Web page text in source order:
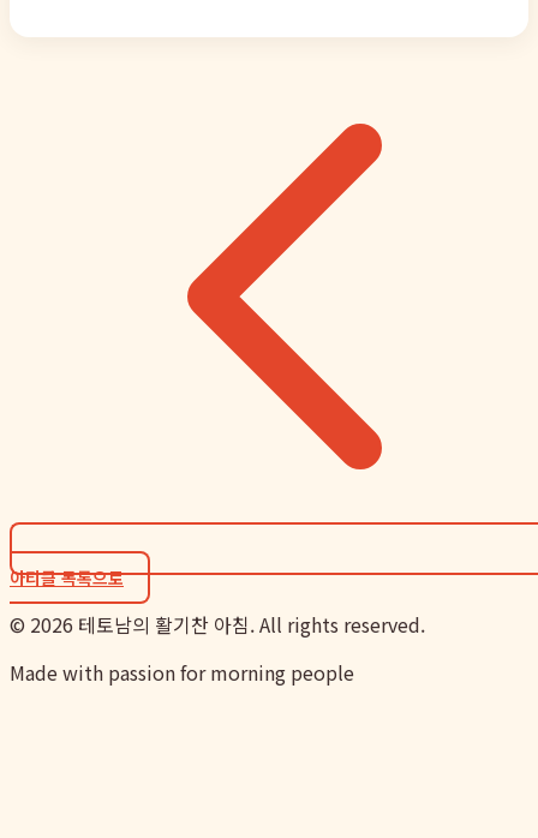
아티클 목록으로
© 2026 테토남의 활기찬 아침. All rights reserved.
Made with passion for morning people